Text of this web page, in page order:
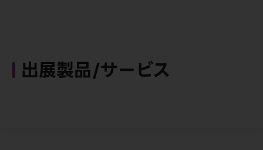
出展製品/サービス